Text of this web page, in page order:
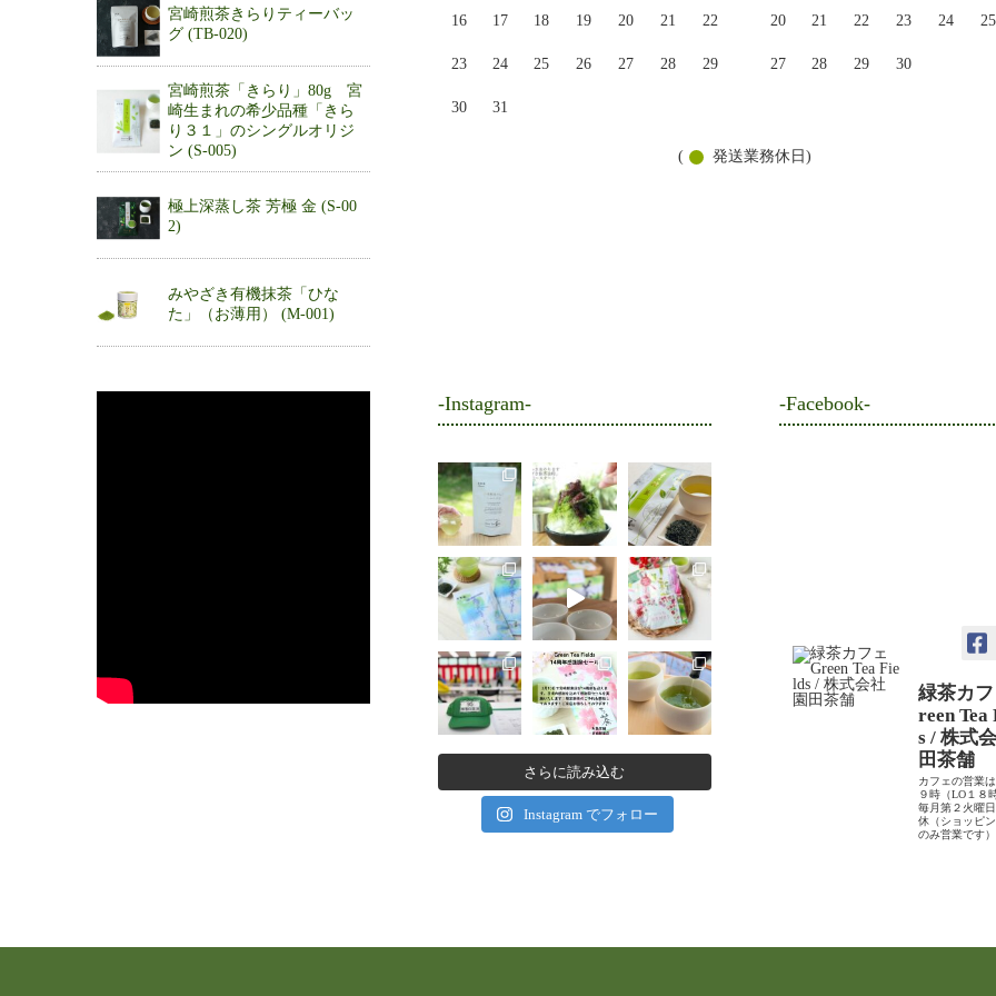
宮崎煎茶きらりティーバッ
グ (TB-020)
宮崎煎茶「きらり」80g 宮
崎生まれの希少品種「きら
り３１」のシングルオリジ
ン (S-005)
極上深蒸し茶 芳極 金 (S-00
2)
みやざき有機抹茶「ひな
た」（お薄用） (M-001)
16 17 18 19 20 21 22
23 24 25 26 27 28 29
30 31
20 21 22 23 24 25
27 28 29 30
( 発送業務休日)
-Instagram-
さらに読み込む
Instagram でフォロー
-Facebook-
緑茶カ
reen Tea
s / 株式
田茶舗
カフェの営業
９時（LO１８
毎月第２火曜
休（ショッピ
のみ営業です）